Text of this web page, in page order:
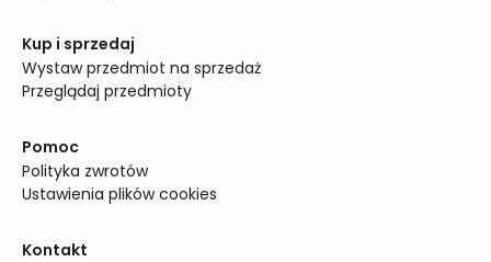
Kup i sprzedaj
Wystaw przedmiot na sprzedaż
Przeglądaj przedmioty
Pomoc
Polityka zwrotów
Ustawienia plików cookies
Kontakt